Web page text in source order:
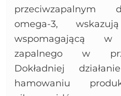
przeciwzapalnym
omega-3,
wspomagającą
zapalnego w
Dokładniej
hamowaniu